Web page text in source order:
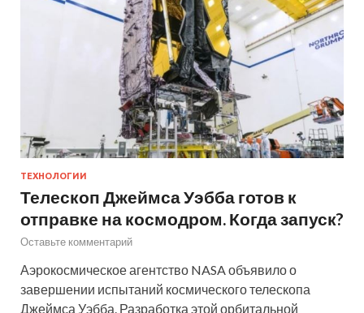
ТЕХНОЛОГИИ
Телескоп Джеймса Уэбба готов к
отправке на космодром. Когда запуск?
Оставьте комментарий
Аэрокосмическое агентство NASA объявило о
завершении испытаний космического телескопа
Джеймса Уэбба. Разработка этой орбитальной